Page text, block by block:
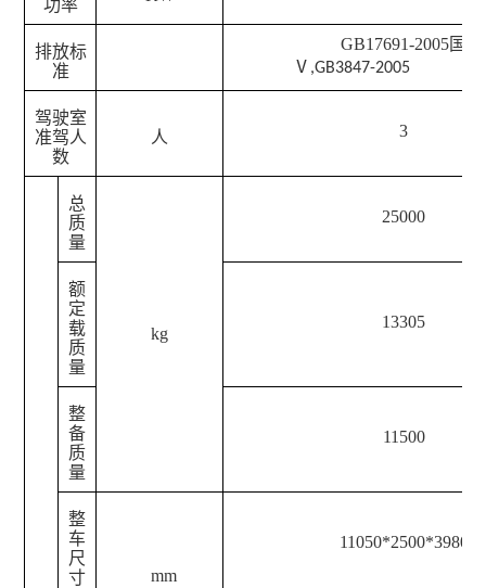
功率
排放标
准
GB17691-2005国
Ⅴ ,GB3847-2005
驾驶室
准驾人
数
人 3
总
质
量
kg
25000
额
定
载
质
量
13305
整
备
质
量
11500
整
车
尺
寸
mm
11050*2500*3980